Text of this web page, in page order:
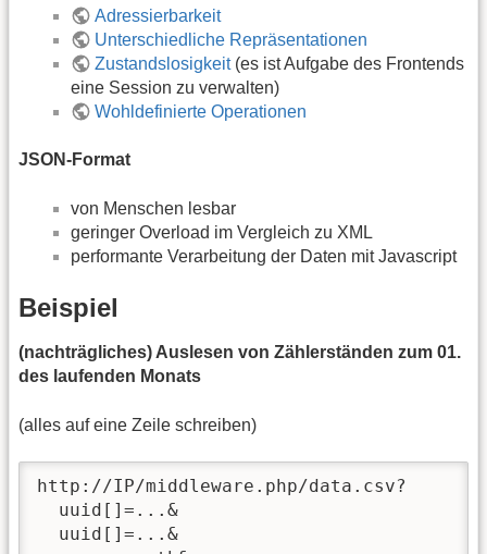
Adressierbarkeit
Unterschiedliche Repräsentationen
Zustandslosigkeit(es ist Aufgabe des Frontends
eine Session zu verwalten)
Wohldefinierte Operationen
JSON-Format
von Menschen lesbar
geringer Overload im Vergleich zu XML
performante Verarbeitung der Daten mit Javascript
Beispiel
(nachträgliches) Auslesen von Zählerständen zum 01.
des laufenden Monats
(alles auf eine Zeile schreiben)
http://IP/middleware.php/data.csv?
  uuid[]=...&
  uuid[]=...&